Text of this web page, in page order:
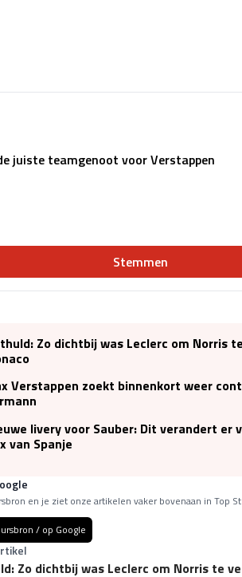
juiste teamgenoot voor Verstappen
Stemmen
Zo dichtbij was Leclerc om Norris
Verstappen zoekt binnenkort weer
livery voor Sauber: Dit verandert er
van Spanje
en je ziet onze artikelen vaker bovenaan in Top
/ op Google
Zo dichtbij was Leclerc om Norris te